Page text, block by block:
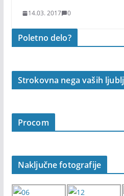
14.03. 2017 0
Poletno delo?
Strokovna nega vaših
Procom
Naključne fotografije